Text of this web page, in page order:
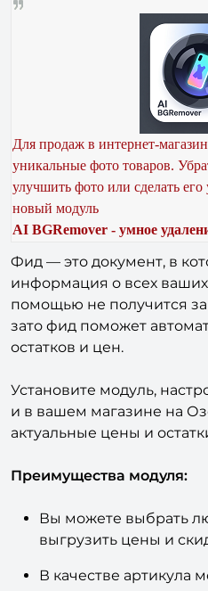
Для продаж в интернет-
уникальные фото товаров.
улучшить фото или сделать
новый модуль
AI BGRemover - умное
Фид — это документ, в
информация о всех ваших
помощью не получится
зато фид поможет
остатков и цен.
Установите модуль,
и в вашем магазине на
актуальные цены и
Преимущества модуля:
Вы можете выбрать
выгрузить цены и
В качестве артикула